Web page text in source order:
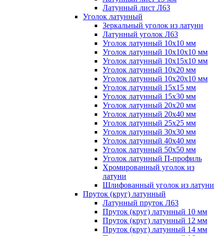
Латунный лист Л63
Уголок латунный
Зеркальный уголок из латуни
Латунный уголок Л63
Уголок латунный 10x10 мм
Уголок латунный 10x10x10 мм
Уголок латунный 10x15x10 мм
Уголок латунный 10x20 мм
Уголок латунный 10x20x10 мм
Уголок латунный 15x15 мм
Уголок латунный 15x30 мм
Уголок латунный 20x20 мм
Уголок латунный 20x40 мм
Уголок латунный 25x25 мм
Уголок латунный 30x30 мм
Уголок латунный 40x40 мм
Уголок латунный 50x50 мм
Уголок латунный П-профиль
Хромированный уголок из
латуни
Шлифованный уголок из латуни
Пруток (круг) латунный
Латунный пруток Л63
Пруток (круг) латунный 10 мм
Пруток (круг) латунный 12 мм
Пруток (круг) латунный 14 мм